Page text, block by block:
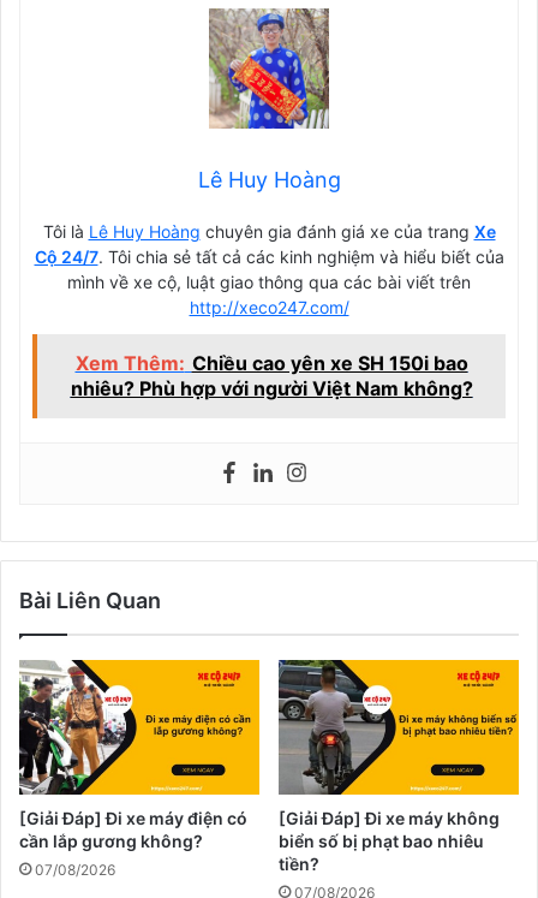
Lê Huy Hoàng
Tôi là Lê Huy Hoàng chuyên gia đánh giá xe của trang Xe
Cộ 24/7. Tôi chia sẻ tất cả các kinh nghiệm và hiểu biết của
mình về xe cộ, luật giao thông qua các bài viết trên
http://xeco247.com/
Xem Thêm: Chiều cao yên xe SH 150i bao
nhiêu? Phù hợp với người Việt Nam không?
Bài Liên Quan
[Giải Đáp] Đi xe máy điện có
cần lắp gương không?
07/08/2026
[Giải Đáp] Đi xe máy không
biển số bị phạt bao nhiêu
tiền?
07/08/2026